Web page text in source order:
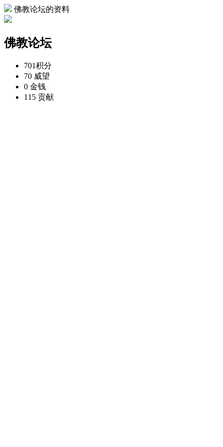
佛教论坛的资料
佛教论坛
701积分
70 威望
0 金钱
115 贡献